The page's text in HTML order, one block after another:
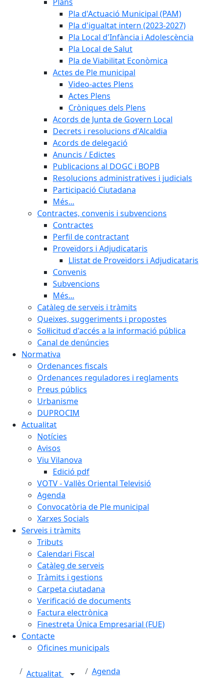
Pla d'Actuació Municipal (PAM)
Pla d'igualtat intern (2023-2027)
Pla Local d'Infància i Adolescència
Pla Local de Salut
Pla de Viabilitat Econòmica
Actes de Ple municipal
Video-actes Plens
Actes Plens
Cròniques dels Plens
Acords de Junta de Govern Local
Decrets i resolucions d'Alcaldia
Acords de delegació
Anuncis / Edictes
Publicacions al DOGC i BOPB
Resolucions administratives i judicials
Participació Ciutadana
Més...
Contractes, convenis i subvencions
Contractes
Perfil de contractant
Proveïdors i Adjudicataris
Llistat de Proveïdors i Adjudicataris
Convenis
Subvencions
Més...
Catàleg de serveis i tràmits
Queixes, suggeriments i propostes
Sol·licitud d'accés a la informació pública
Canal de denúncies
Normativa
Ordenances fiscals
Ordenances reguladores i reglaments
Preus públics
Urbanisme
DUPROCIM
Actualitat
Notícies
Avisos
Viu Vilanova
Edició pdf
VOTV - Vallès Oriental Televisió
Agenda
Convocatòria de Ple municipal
Xarxes Socials
Serveis i tràmits
Tributs
Calendari Fiscal
Catàleg de serveis
Tràmits i gestions
Carpeta ciutadana
Verificació de documents
Factura electrònica
Finestreta Única Empresarial (FUE)
Contacte
Oficines municipals
Actualitat Agenda